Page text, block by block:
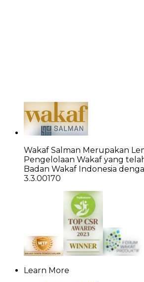
Wakaf Salman Merupakan
Pengelolaan Wakaf yang
Badan Wakaf Indonesia
3.3.00170
Learn More